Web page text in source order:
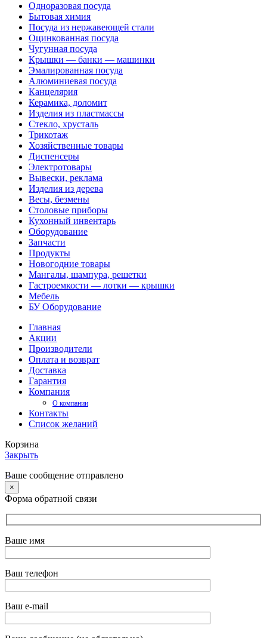
Одноразовая посуда
Бытовая химия
Посуда из нержавеющей стали
Оцинкованная посуда
Чугунная посуда
Крышки — банки — машинки
Эмалированная посуда
Алюминиевая посуда
Канцелярия
Керамика, доломит
Изделия из пластмассы
Стекло, хрусталь
Трикотаж
Хозяйственные товары
Диспенсеры
Электротовары
Вывески, реклама
Изделия из дерева
Весы, безмены
Столовые приборы
Кухонный инвентарь
Оборудование
Запчасти
Продукты
Новогодние товары
Мангалы, шампура, решетки
Гастроемкости — лотки — крышки
Мебель
БУ Оборудование
Главная
Акции
Производители
Оплата и возврат
Доставка
Гарантия
Компания
О компании
Контакты
Список желаний
Корзина
Закрыть
Ваше сообщение отправлено
×
Форма обратной связи
Ваше имя
Ваш телефон
Ваш e-mail